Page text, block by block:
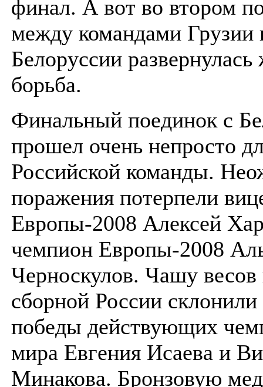
финал. А вот во втором
между командами Грузии
Белоруссии развернулась
борьба.
Финальный поединок с
прошел очень непросто
Российской команды.
поражения потерпели
Европы-2008 Алексей
чемпион Европы-2008
Черноскулов. Чашу весов
сборной России
победы действующих
мира Евгения Исаева и
Минакова. Бронзовую